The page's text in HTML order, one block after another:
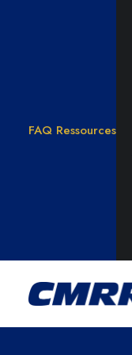
FAQ Ressources